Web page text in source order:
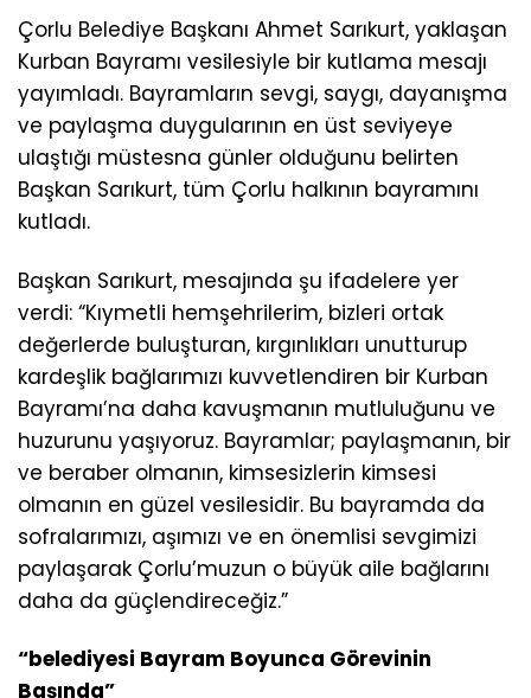
Çorlu Belediye Başkanı Ahmet Sarıkurt, yaklaşan
Kurban Bayramı vesilesiyle bir kutlama mesajı
yayımladı. Bayramların sevgi, saygı, dayanışma
ve paylaşma duygularının en üst seviyeye
ulaştığı müstesna günler olduğunu belirten
Başkan Sarıkurt, tüm Çorlu halkının bayramını
kutladı.
Başkan Sarıkurt, mesajında şu ifadelere yer
verdi: “Kıymetli hemşehrilerim, bizleri ortak
değerlerde buluşturan, kırgınlıkları unutturup
kardeşlik bağlarımızı kuvvetlendiren bir Kurban
Bayramı’na daha kavuşmanın mutluluğunu ve
huzurunu yaşıyoruz. Bayramlar; paylaşmanın, bir
ve beraber olmanın, kimsesizlerin kimsesi
olmanın en güzel vesilesidir. Bu bayramda da
sofralarımızı, aşımızı ve en önemlisi sevgimizi
paylaşarak Çorlu’muzun o büyük aile bağlarını
daha da güçlendireceğiz.”
“belediyesi Bayram Boyunca Görevinin
Başında”